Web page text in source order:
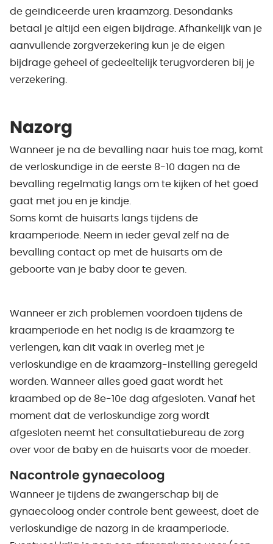
de geïndiceerde uren kraamzorg. Desondanks
betaal je altijd een eigen bijdrage. Afhankelijk van je
aanvullende zorgverzekering kun je de eigen
bijdrage geheel of gedeeltelijk terugvorderen bij je
verzekering.
Nazorg
Wanneer je na de bevalling naar huis toe mag, komt
de verloskundige in de eerste 8-10 dagen na de
bevalling regelmatig langs om te kijken of het goed
gaat met jou en je kindje.
Soms komt de huisarts langs tijdens de
kraamperiode. Neem in ieder geval zelf na de
bevalling contact op met de huisarts om de
geboorte van je baby door te geven.
Wanneer er zich problemen voordoen tijdens de
kraamperiode en het nodig is de kraamzorg te
verlengen, kan dit vaak in overleg met je
verloskundige en de kraamzorg-instelling geregeld
worden. Wanneer alles goed gaat wordt het
kraambed op de 8e-10e dag afgesloten. Vanaf het
moment dat de verloskundige zorg wordt
afgesloten neemt het consultatiebureau de zorg
over voor de baby en de huisarts voor de moeder.
Nacontrole gynaecoloog
Wanneer je tijdens de zwangerschap bij de
gynaecoloog onder controle bent geweest, doet de
verloskundige de nazorg in de kraamperiode.